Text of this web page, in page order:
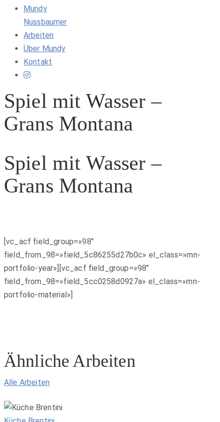
Mundy
Nussbaumer
Arbeiten
Über Mundy
Kontakt
Spiel mit Wasser –
Grans Montana
Spiel mit Wasser –
Grans Montana
[vc_acf field_group=»98″
field_from_98=»field_5c86255d27b0c» el_class=»mn-
portfolio-year»][vc_acf field_group=»98″
field_from_98=»field_5cc0258d0927a» el_class=»mn-
portfolio-material»]
Ähnliche Arbeiten
Alle Arbeiten